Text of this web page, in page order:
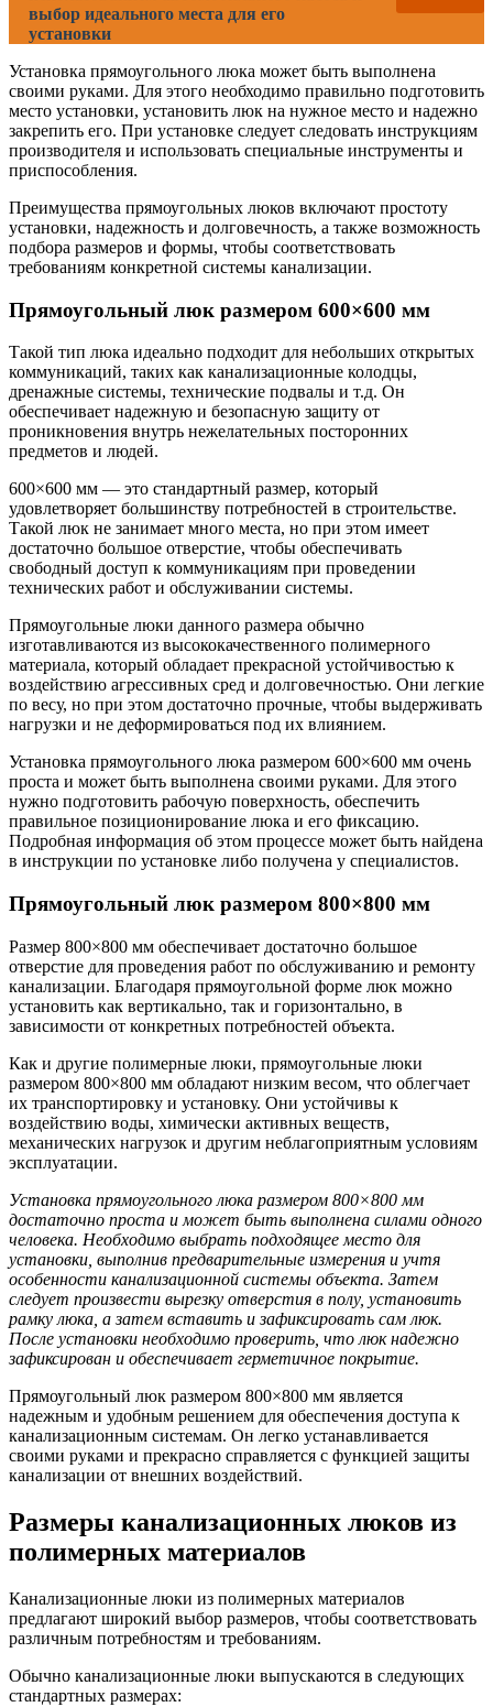
выбор идеального места для его
установки
Установка прямоугольного люка может быть выполнена
своими руками. Для этого необходимо правильно подготовить
место установки, установить люк на нужное место и надежно
закрепить его. При установке следует следовать инструкциям
производителя и использовать специальные инструменты и
приспособления.
Преимущества прямоугольных люков включают простоту
установки, надежность и долговечность, а также возможность
подбора размеров и формы, чтобы соответствовать
требованиям конкретной системы канализации.
Прямоугольный люк размером 600×600 мм
Такой тип люка идеально подходит для небольших открытых
коммуникаций, таких как канализационные колодцы,
дренажные системы, технические подвалы и т.д. Он
обеспечивает надежную и безопасную защиту от
проникновения внутрь нежелательных посторонних
предметов и людей.
600×600 мм — это стандартный размер, который
удовлетворяет большинству потребностей в строительстве.
Такой люк не занимает много места, но при этом имеет
достаточно большое отверстие, чтобы обеспечивать
свободный доступ к коммуникациям при проведении
технических работ и обслуживании системы.
Прямоугольные люки данного размера обычно
изготавливаются из высококачественного полимерного
материала, который обладает прекрасной устойчивостью к
воздействию агрессивных сред и долговечностью. Они легкие
по весу, но при этом достаточно прочные, чтобы выдерживать
нагрузки и не деформироваться под их влиянием.
Установка прямоугольного люка размером 600×600 мм очень
проста и может быть выполнена своими руками. Для этого
нужно подготовить рабочую поверхность, обеспечить
правильное позиционирование люка и его фиксацию.
Подробная информация об этом процессе может быть найдена
в инструкции по установке либо получена у специалистов.
Прямоугольный люк размером 800×800 мм
Размер 800×800 мм обеспечивает достаточно большое
отверстие для проведения работ по обслуживанию и ремонту
канализации. Благодаря прямоугольной форме люк можно
установить как вертикально, так и горизонтально, в
зависимости от конкретных потребностей объекта.
Как и другие полимерные люки, прямоугольные люки
размером 800×800 мм обладают низким весом, что облегчает
их транспортировку и установку. Они устойчивы к
воздействию воды, химически активных веществ,
механических нагрузок и другим неблагоприятным условиям
эксплуатации.
Установка прямоугольного люка размером 800×800 мм
достаточно проста и может быть выполнена силами одного
человека. Необходимо выбрать подходящее место для
установки, выполнив предварительные измерения и учтя
особенности канализационной системы объекта. Затем
следует произвести вырезку отверстия в полу, установить
рамку люка, а затем вставить и зафиксировать сам люк.
После установки необходимо проверить, что люк надежно
зафиксирован и обеспечивает герметичное покрытие.
Прямоугольный люк размером 800×800 мм является
надежным и удобным решением для обеспечения доступа к
канализационным системам. Он легко устанавливается
своими руками и прекрасно справляется с функцией защиты
канализации от внешних воздействий.
Размеры канализационных люков из
полимерных материалов
Канализационные люки из полимерных материалов
предлагают широкий выбор размеров, чтобы соответствовать
различным потребностям и требованиям.
Обычно канализационные люки выпускаются в следующих
стандартных размерах: